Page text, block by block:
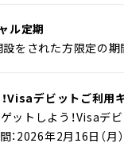
ル定期
をされた方限定の期
Visaデビットご利用
ットしよう！Visaデ
：2026年2月16日（